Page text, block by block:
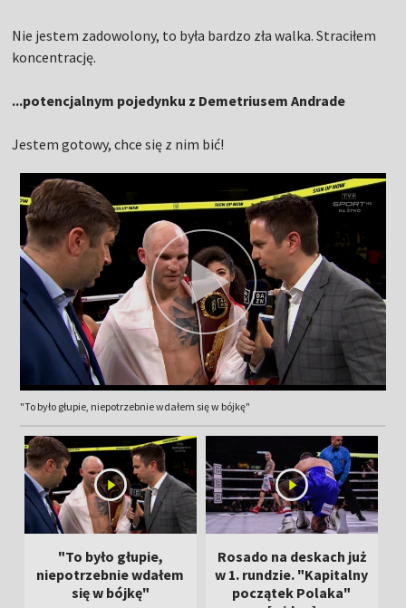
Nie jestem zadowolony, to była bardzo zła walka. Straciłem
koncentrację.
...potencjalnym pojedynku z Demetriusem Andrade
Jestem gotowy, chce się z nim bić!
"To było głupie, niepotrzebnie wdałem się w bójkę"
"To było głupie,
niepotrzebnie wdałem
się w bójkę"
Rosado na deskach już
w 1. rundzie. "Kapitalny
początek Polaka"